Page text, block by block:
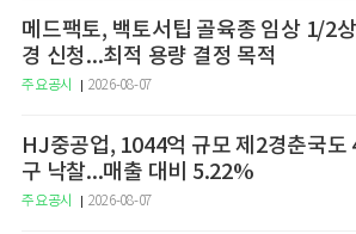
메드팩토, 백토서팁 골육종 임상 1/2
경 신청...최적 용량 결정 목적
주요공시 2026-08-07
HJ중공업, 1044억 규모 제2경춘국도
구 낙찰...매출 대비 5.22%
주요공시 2026-08-07